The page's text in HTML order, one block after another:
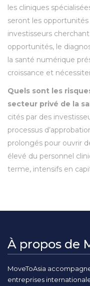
les cliniques
seront les opportunités
investisseurs
opportunités, le
la santé numérique
croissance et
Quels sont les
secteur privé de la
cités par des
processus
prolongés pour ouvrir
élevé du personnel
terme, intensifs en
À propos de
MoveToAsia
entreprises